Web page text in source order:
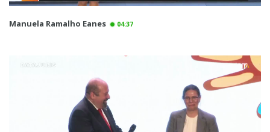
Manuela Ramalho Eanes 04:37